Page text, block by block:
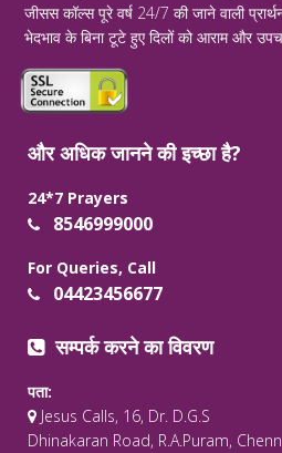
जीसस कॉल्स पूरे वर्ष 24/7 की जाने वाली
भेदभाव के बिना टूटे हुए दिलों को आराम और
और अधिक जानने की इच्छा है?
24*7 Prayers
8546999000
For Queries, Call
04423456677
सम्पर्क करने का विवरण
पता:
Jesus Calls, 16, Dr. D.G.S
Dhinakaran Road, R.A.Puram,